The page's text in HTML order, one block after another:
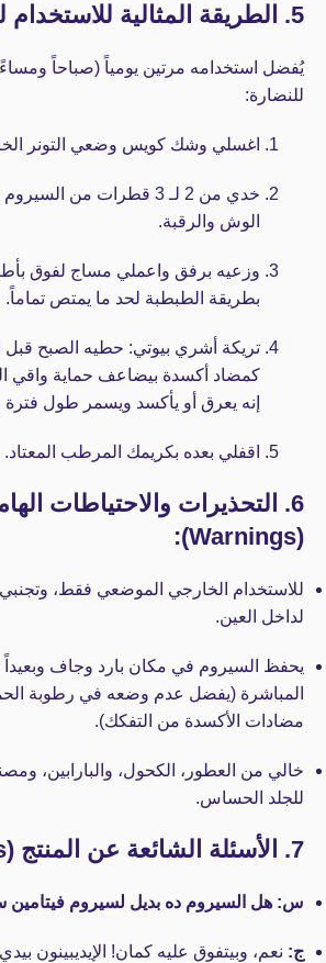
5. الطريقة المثالية للاستخدام لنتائج مبهرة:
يُفضل استخدامه مرتين يومياً (صباحاً
للنضارة:
اغسلي وشك كويس وضعي التونر
خدي من 2 لـ 3 قطرات من
الوش والرقبة.
وزعيه برفق واعملي مساج لفوق
بطريقة الطبطبة لحد ما يمتص تماماً.
تريكة أشري بيوتي: حطيه الصبح قبل
كمضاد أكسدة بيضاعف حماية
إنه يعرق أو يأكسد ويسمر طول
اقفلي بعده بكريمك المرطب المعتاد.
6. التحذيرات والاحتياطات
(Warnings):
للاستخدام الخارجي الموضعي فقط،
لداخل العين.
يحفظ السيروم في مكان بارد وجاف
المباشرة (يفضل عدم وضعه في رطوبة
مضادات الأكسدة من التفكك).
للجلد الحساس.
7. الأسئلة الشائعة عن المنتج (FAQs):
س: هل السيروم ده بديل لسيروم
ج: نعم، وبيتفوق عليه كمان! الإيديبينون